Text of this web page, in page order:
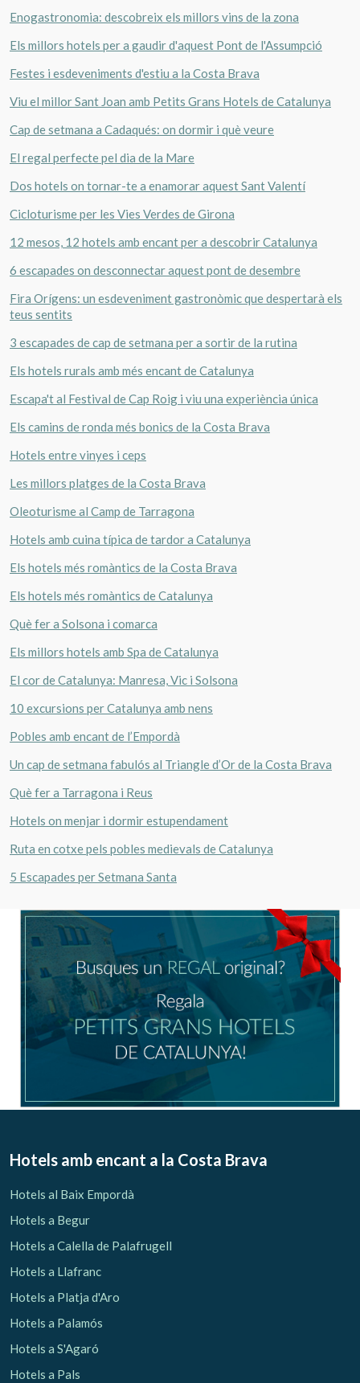
Enogastronomia: descobreix els millors vins de la zona
Els millors hotels per a gaudir d'aquest Pont de l'Assumpció
Festes i esdeveniments d'estiu a la Costa Brava
Viu el millor Sant Joan amb Petits Grans Hotels de Catalunya
Cap de setmana a Cadaqués: on dormir i què veure
El regal perfecte pel dia de la Mare
Dos hotels on tornar-te a enamorar aquest Sant Valentí
Cicloturisme per les Vies Verdes de Girona
12 mesos, 12 hotels amb encant per a descobrir Catalunya
6 escapades on desconnectar aquest pont de desembre
Fira Orígens: un esdeveniment gastronòmic que despertarà els
teus sentits
3 escapades de cap de setmana per a sortir de la rutina
Els hotels rurals amb més encant de Catalunya
Escapa't al Festival de Cap Roig i viu una experiència única
Els camins de ronda més bonics de la Costa Brava
Hotels entre vinyes i ceps
Les millors platges de la Costa Brava
Oleoturisme al Camp de Tarragona
Hotels amb cuina típica de tardor a Catalunya
Els hotels més romàntics de la Costa Brava
Els hotels més romàntics de Catalunya
Què fer a Solsona i comarca
Els millors hotels amb Spa de Catalunya
El cor de Catalunya: Manresa, Vic i Solsona
10 excursions per Catalunya amb nens
Pobles amb encant de l’Empordà
Un cap de setmana fabulós al Triangle d’Or de la Costa Brava
Què fer a Tarragona i Reus
Hotels on menjar i dormir estupendament
Ruta en cotxe pels pobles medievals de Catalunya
5 Escapades per Setmana Santa
Hotels amb encant a la Costa Brava
Hotels al Baix Empordà
Hotels a Begur
Hotels a Calella de Palafrugell
Hotels a Llafranc
Hotels a Platja d'Aro
Hotels a Palamós
Hotels a S'Agaró
Hotels a Pals